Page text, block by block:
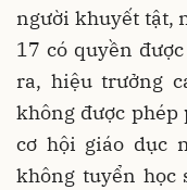
người khuyết tật,
17 có quyền
ra, hiệu trưởng
không được
cơ hội giáo dục
không tuyển